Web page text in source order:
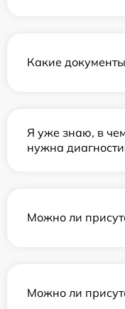
Какие
Я уже знаю, в
нужна
Можно ли
Можно ли